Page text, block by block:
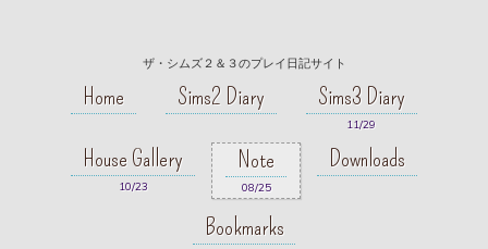
ザ・シムズ２＆３のプレイ日記サイト
Home Sims2 Diary Sims3 Diary
11/29
House Gallery
10/23
Note
08/25
Downloads
Bookmarks